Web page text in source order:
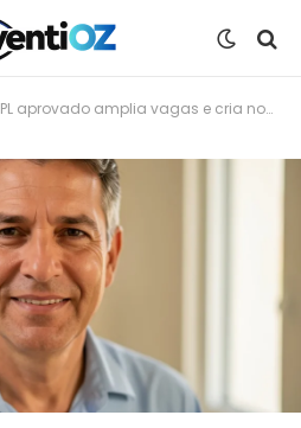
vagas e cria novas carreiras para servidores estaduais